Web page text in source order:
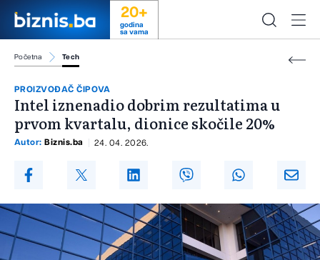
20+
godina
sa vama
Početna Tech
PROIZVOĐAČ ČIPOVA
Intel iznenadio dobrim rezultatima u
prvom kvartalu, dionice skočile 20%
Autor: Biznis.ba 24. 04. 2026.